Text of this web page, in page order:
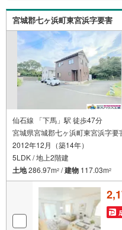
越しください。営業
※店舗により変動あ
ぞお気軽にお問い合
宮城郡七ヶ浜町東宮浜字要害
仙石線 「下馬」駅 徒歩47分
宮城県宮城郡七ヶ浜町東宮浜字要
2012年12月（築14年）
5LDK / 地上2階建
土地286.97m2 /建物 117.03m2